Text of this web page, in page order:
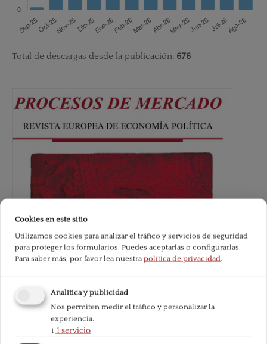
Total de descargas desde la publicación: 676
Cookies en este sitio
Utilizamos cookies para analizar el tráfico y servicios de seguridad
para proteger los formularios. Puedes aceptarlas o configurarlas.
Para saber más, por favor lea nuestra política de privacidad.
Analítica y publicidad
Nos permiten medir el tráfico y personalizar la
experiencia.
↓ 1servicio